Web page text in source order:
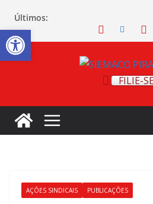
Abrir a barra de
Últimos:
FILIE-
AÇÕES SINDICAIS PUBLICAÇÕES